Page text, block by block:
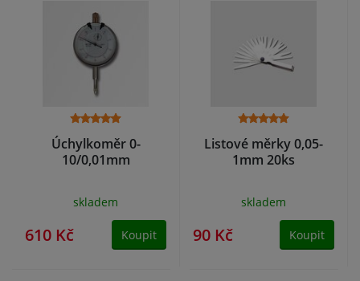
Úchylkoměr 0-
10/0,01mm
skladem
610 Kč Koupit
Listové měrky 0,05-
1mm 20ks
skladem
90 Kč Koupit